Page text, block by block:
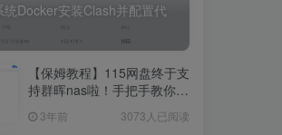
统Docker安装Clash并配置代
【保姆教程】115网盘终于支
持群晖nas啦！手把手教你群
盘！3年前 3073人已阅读